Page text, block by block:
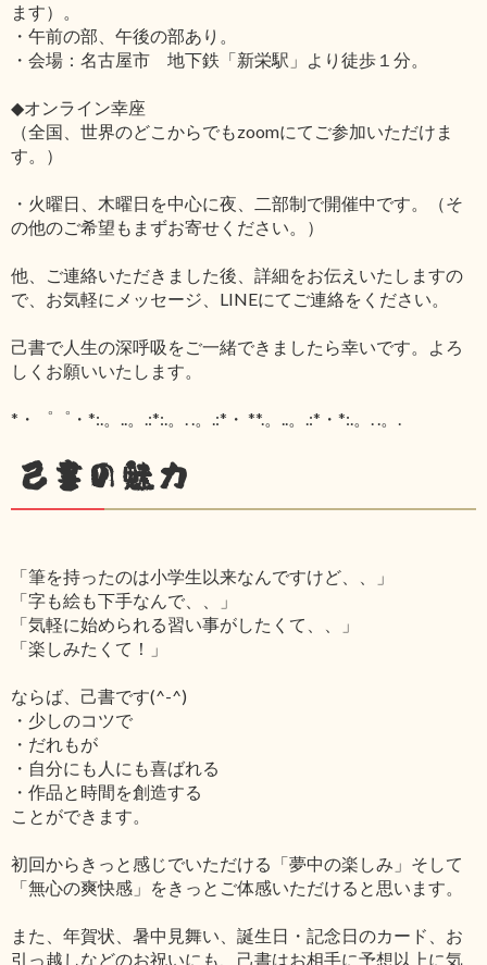
ます）。
・午前の部、午後の部あり。
・会場：名古屋市 地下鉄「新栄駅」より徒歩１分。
◆オンライン幸座
（全国、世界のどこからでもzoomにてご参加いただけま
す。）
・火曜日、木曜日を中心に夜、二部制で開催中です。（そ
の他のご希望もまずお寄せください。）
他、ご連絡いただきました後、詳細をお伝えいたしますの
で、お気軽にメッセージ、LINEにてご連絡をください。
己書で人生の深呼吸をご一緒できましたら幸いです。よろ
しくお願いいたします。
*・゜゜・*:.。..。.:*:.。. .。.:*・ **.。..。.:*・*:.。. .。.
己書の魅力
「筆を持ったのは小学生以来なんですけど、、」
「字も絵も下手なんで、、」
「気軽に始められる習い事がしたくて、、」
「楽しみたくて！」
ならば、己書です(^-^)
・少しのコツで
・だれもが
・自分にも人にも喜ばれる
・作品と時間を創造する
ことができます。
初回からきっと感じでいただける「夢中の楽しみ」そして
「無心の爽快感」をきっとご体感いただけると思います。
また、年賀状、暑中見舞い、誕生日・記念日のカード、お
引っ越しなどのお祝いにも、己書はお相手に予想以上に気